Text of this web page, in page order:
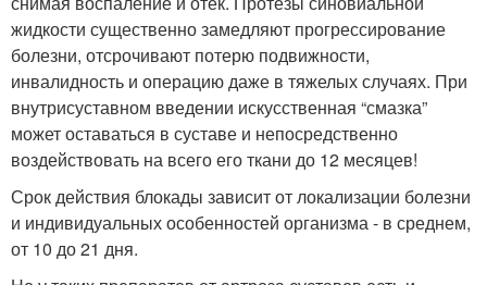
жидкости существенно замедляют прогрессирование
болезни, отсрочивают потерю подвижности,
инвалидность и операцию даже в тяжелых случаях. При
внутрисуставном введении искусственная “смазка”
может оставаться в суставе и непосредственно
воздействовать на всего его ткани до 12 месяцев!
Срок действия блокады зависит от локализации болезни
и индивидуальных особенностей организма - в среднем,
от 10 до 21 дня.